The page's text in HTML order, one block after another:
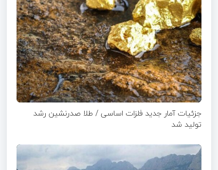
جزئیات آمار جدید فلزات اساسی / طلا صدرنشین رشد
تولید شد